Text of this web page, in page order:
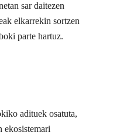
sar daitezen
elkarrekin sortzen
parte hartuz.
adituek osatuta,
ekosistemari